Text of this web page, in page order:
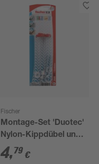
Fischer
Montage-Set 'Duotec'
Nylon-Kippdübel und
Rundhaken, Ø 10 x 50
mm, 4-teilig
4,79 €